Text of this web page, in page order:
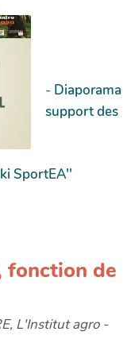
- Diaporama
support des
SportEA''
fonction de
L'Institut agro -